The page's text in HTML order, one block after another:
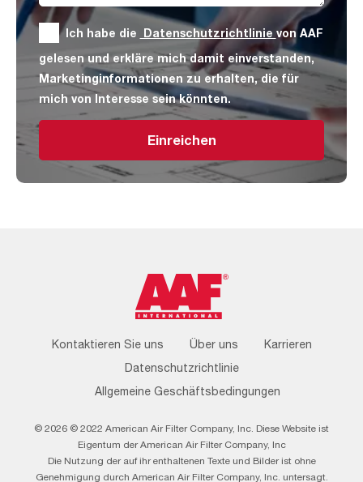
Ich habe die Datenschutzrichtlinie von AAF
gelesen und erkläre mich damit einverstanden,
Marketinginformationen zu erhalten, die für
mich von Interesse sein könnten.
Einreichen
Footer
Menu
Kontaktieren Sie uns Über uns
Karrieren
Datenschutzrichtlinie
Allgemeine Geschäftsbedingungen
© 2026 © 2022 American Air Filter Company, Inc. Diese Website ist
Eigentum der American Air Filter Company, Inc
Die Nutzung der auf ihr enthaltenen Texte und Bilder ist ohne
Genehmigung durch American Air Filter Company, Inc. untersagt.